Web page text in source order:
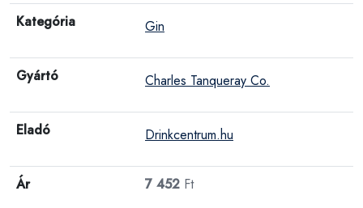
Kategória Gin
Gyártó Charles Tanqueray Co.
Eladó Drinkcentrum.hu
Ár 7 452 Ft